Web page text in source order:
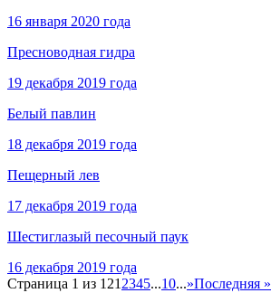
16 января 2020 года
Пресноводная гидра
19 декабря 2019 года
Белый павлин
18 декабря 2019 года
Пещерный лев
17 декабря 2019 года
Шестиглазый песочный паук
16 декабря 2019 года
Страница 1 из 121 2345...10...»Последняя »